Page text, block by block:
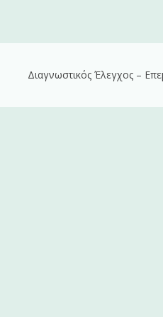
Διαγνωστικός Έλεγχος –